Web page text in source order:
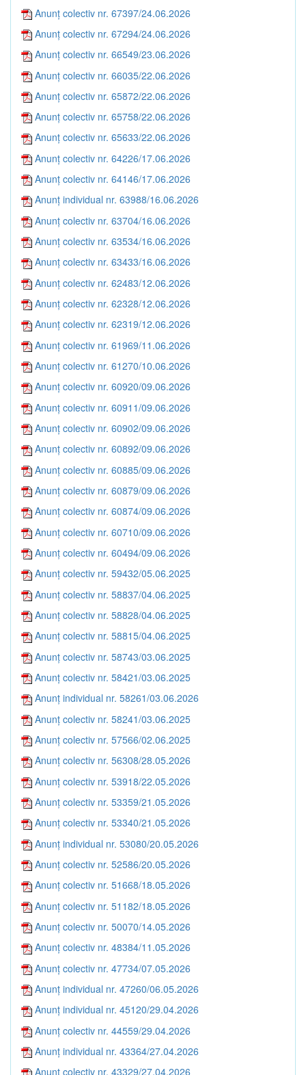
Anunț colectiv nr. 67397/24.06.2026
Anunț colectiv nr. 67294/24.06.2026
Anunț colectiv nr. 66549/23.06.2026
Anunț colectiv nr. 66035/22.06.2026
Anunț colectiv nr. 65872/22.06.2026
Anunț colectiv nr. 65758/22.06.2026
Anunț colectiv nr. 65633/22.06.2026
Anunț colectiv nr. 64226/17.06.2026
Anunț colectiv nr. 64146/17.06.2026
Anunț individual nr. 63988/16.06.2026
Anunț colectiv nr. 63704/16.06.2026
Anunț colectiv nr. 63534/16.06.2026
Anunț colectiv nr. 63433/16.06.2026
Anunț colectiv nr. 62483/12.06.2026
Anunț colectiv nr. 62328/12.06.2026
Anunț colectiv nr. 62319/12.06.2026
Anunț colectiv nr. 61969/11.06.2026
Anunț colectiv nr. 61270/10.06.2026
Anunț colectiv nr. 60920/09.06.2026
Anunț colectiv nr. 60911/09.06.2026
Anunț colectiv nr. 60902/09.06.2026
Anunț colectiv nr. 60892/09.06.2026
Anunț colectiv nr. 60885/09.06.2026
Anunț colectiv nr. 60879/09.06.2026
Anunț colectiv nr. 60874/09.06.2026
Anunț colectiv nr. 60710/09.06.2026
Anunț colectiv nr. 60494/09.06.2026
Anunț colectiv nr. 59432/05.06.2025
Anunț colectiv nr. 58837/04.06.2025
Anunț colectiv nr. 58828/04.06.2025
Anunț colectiv nr. 58815/04.06.2025
Anunț colectiv nr. 58743/03.06.2025
Anunț colectiv nr. 58421/03.06.2025
Anunț individual nr. 58261/03.06.2026
Anunț colectiv nr. 58241/03.06.2025
Anunț colectiv nr. 57566/02.06.2025
Anunț colectiv nr. 56308/28.05.2026
Anunț colectiv nr. 53918/22.05.2026
Anunț colectiv nr. 53359/21.05.2026
Anunț colectiv nr. 53340/21.05.2026
Anunț individual nr. 53080/20.05.2026
Anunț colectiv nr. 52586/20.05.2026
Anunț colectiv nr. 51668/18.05.2026
Anunț colectiv nr. 51182/18.05.2026
Anunț colectiv nr. 50070/14.05.2026
Anunț colectiv nr. 48384/11.05.2026
Anunț colectiv nr. 47734/07.05.2026
Anunț individual nr. 47260/06.05.2026
Anunț individual nr. 45120/29.04.2026
Anunț colectiv nr. 44559/29.04.2026
Anunț individual nr. 43364/27.04.2026
Anunț colectiv nr. 43329/27.04.2026